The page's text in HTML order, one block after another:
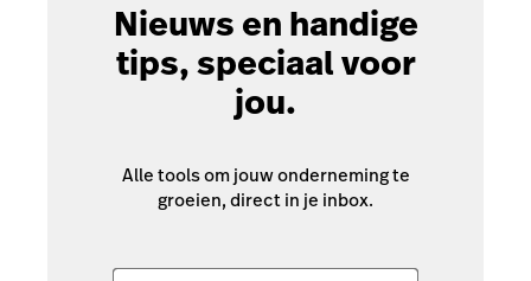
Nieuws en handige
tips, speciaal voor
jou.
Alle tools om jouw onderneming te
groeien, direct in je inbox.